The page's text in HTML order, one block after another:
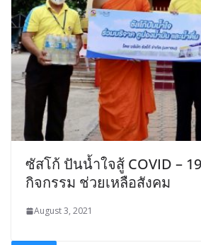
ซัสโก้ ปันน้ำใจสู้ COVID –
กิจกรรม ช่วยเหลือสังคม
August 3, 2021